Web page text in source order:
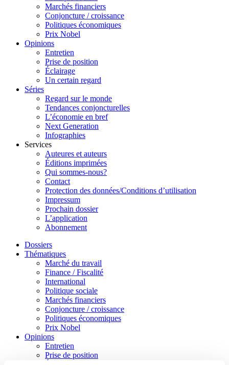
Marchés financiers
Conjoncture / croissance
Politiques économiques
Prix Nobel
Opinions
Entretien
Prise de position
Éclairage
Un certain regard
Séries
Regard sur le monde
Tendances conjoncturelles
L’économie en bref
Next Generation
Infographies
Services
Auteures et auteurs
Éditions imprimées
Qui sommes-nous?
Contact
Protection des données/Conditions d’utilisation
Impressum
Prochain dossier
L’application
Abonnement
Dossiers
Thématiques
Marché du travail
Finance / Fiscalité
International
Politique sociale
Marchés financiers
Conjoncture / croissance
Politiques économiques
Prix Nobel
Opinions
Entretien
Prise de position